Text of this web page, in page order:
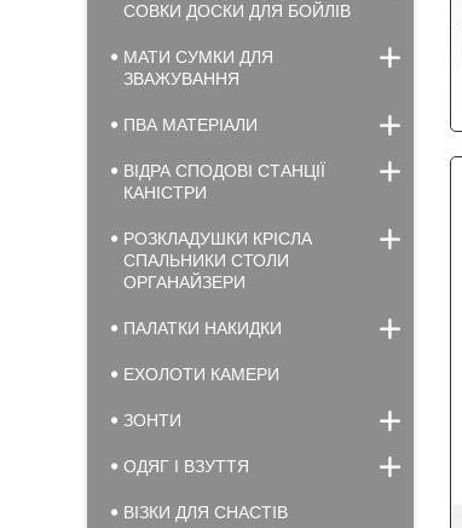
СОВКИ ДОСКИ ДЛЯ БОЙЛІВ
МАТИ СУМКИ ДЛЯ
ЗВАЖУВАННЯ
ПВА МАТЕРІАЛИ
ВІДРА СПОДОВІ СТАНЦІЇ
КАНІСТРИ
РОЗКЛАДУШКИ КРІСЛА
СПАЛЬНИКИ СТОЛИ
ОРГАНАЙЗЕРИ
ПАЛАТКИ НАКИДКИ
ЕХОЛОТИ КАМЕРИ
ЗОНТИ
ОДЯГ І ВЗУТТЯ
ВІЗКИ ДЛЯ СНАСТІВ